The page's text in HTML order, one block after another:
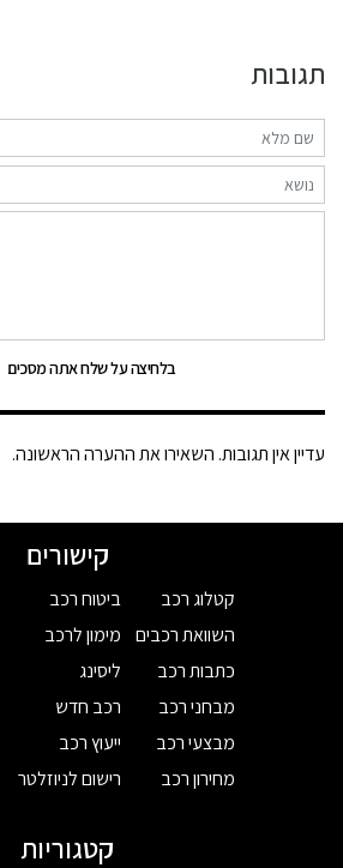
תגובות
בלחיצה על שלח אתה מסכים
עדיין אין תגובות. השאירו את ההערה הראשונה.
קישורים
קטלוג רכב
השוואת רכבים
כתבות רכב
מבחני רכב
מבצעי רכב
מחירון רכב
ביטוח רכב
מימון לרכב
ליסינג
רכב חדש
ייעוץ רכב
רישום לניוזלטר
קטגוריות